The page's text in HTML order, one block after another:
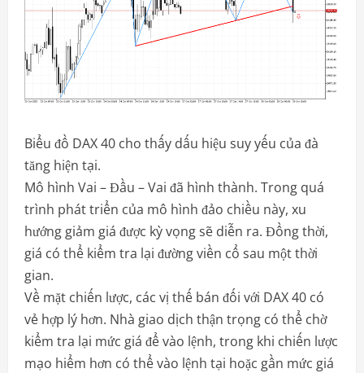
Biểu đồ DAX 40 cho thấy dấu hiệu suy yếu của đà
tăng hiện tại.
Mô hình Vai – Đầu – Vai đã hình thành. Trong quá
trình phát triển của mô hình đảo chiều này, xu
hướng giảm giá được kỳ vọng sẽ diễn ra. Đồng thời,
giá có thể kiểm tra lại đường viền cổ sau một thời
gian.
Về mặt chiến lược, các vị thế bán đối với DAX 40 có
vẻ hợp lý hơn. Nhà giao dịch thận trọng có thể chờ
kiểm tra lại mức giá để vào lệnh, trong khi chiến lược
mạo hiểm hơn có thể vào lệnh tại hoặc gần mức giá